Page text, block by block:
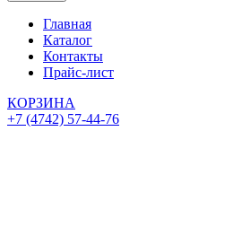
Главная
Каталог
Контакты
Прайс-лист
КОРЗИНА
+7 (4742) 57-44-76